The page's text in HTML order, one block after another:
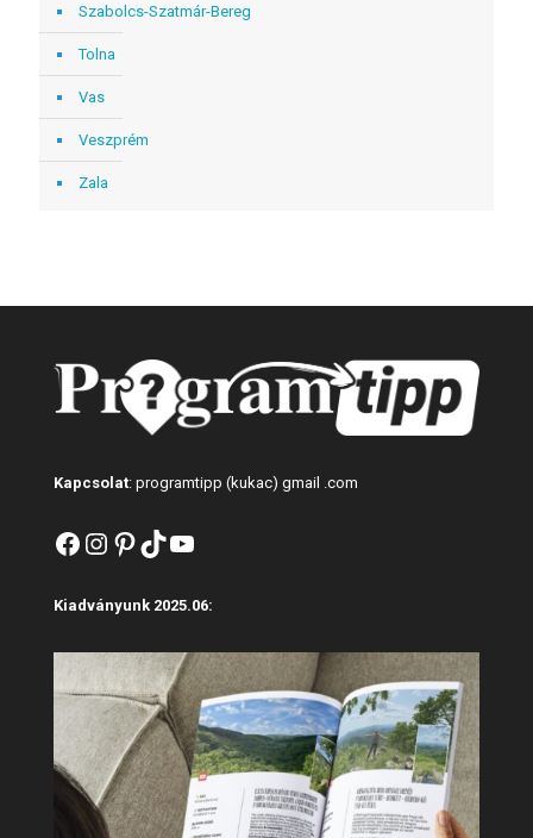
Szabolcs-Szatmár-Bereg
Tolna
Vas
Veszprém
Zala
Kapcsolat: programtipp (kukac) gmail .com
Facebook
Instagram
Pinterest
TikTok
YouTube
Kiadványunk 2025.06: